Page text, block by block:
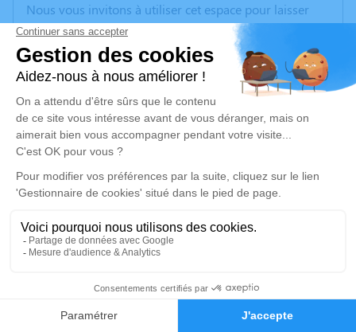
Faire-part Hommages
Nous vous invitons à utiliser cet espace pour laisser
vos condoléances, partager des photos souvenirs, une
anecdote ou exprimer vos pensées à travers des
poèmes ou des textes. Cet endroit est un lieu
d'expression dédié à honorer la mémoire de Denise
DENIZOT.
Un service de plantation d’arbre hommage est
disponible ici.
Je rends hommage
Cérémonie religieuse
Église Saint Martin de Viplaix
03370 Viplaix